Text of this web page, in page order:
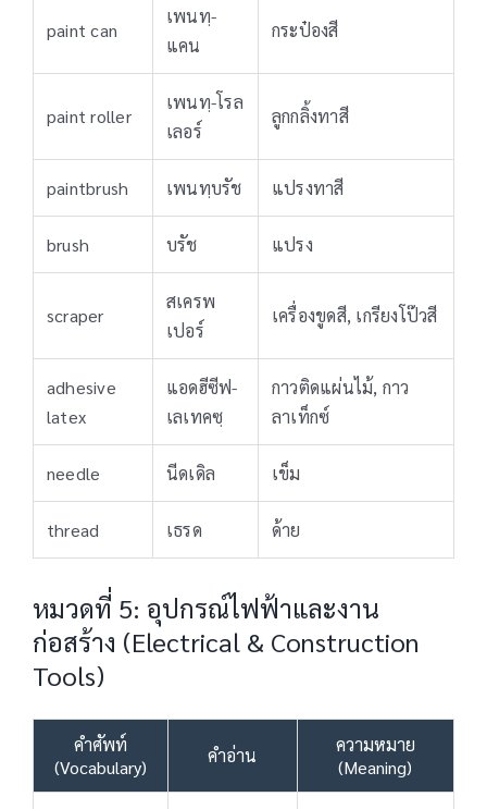
paint can
เพนทฺ-
แคน
กระป๋องสี
paint roller
เพนทฺ-โรล
เลอร์
ลูกกลิ้งทาสี
paintbrush เพนทฺบรัช แปรงทาสี
brush บรัช แปรง
scraper
สเครพ
เปอร์
เครื่องขูดสี, เกรียงโป๊วสี
adhesive
latex
แอดฮีซีฟ-
เลเทคซฺ
กาวติดแผ่นไม้, กาว
ลาเท็กซ์
needle นีดเดิล เข็ม
thread เธรด ด้าย
หมวดที่ 5: อุปกรณ์ไฟฟ้าและงาน
ก่อสร้าง (Electrical & Construction
Tools)
คำศัพท์
(Vocabulary)
คำอ่าน
ความหมาย
(Meaning)